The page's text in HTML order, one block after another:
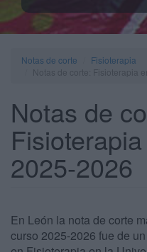
Notas de corte
Fisioterapia
Notas de
2025-2026
En León la nota de corte
curso 2025-2026 fue de